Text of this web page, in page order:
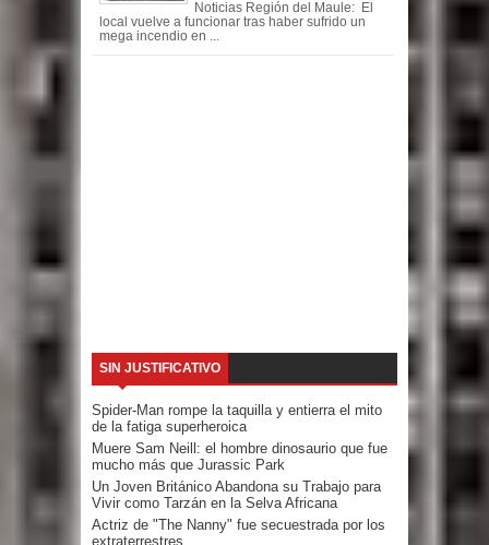
Noticias Región del Maule: El
local vuelve a funcionar tras haber sufrido un
mega incendio en ...
SIN JUSTIFICATIVO
Spider-Man rompe la taquilla y entierra el mito
de la fatiga superheroica
Muere Sam Neill: el hombre dinosaurio que fue
mucho más que Jurassic Park
Un Joven Británico Abandona su Trabajo para
Vivir como Tarzán en la Selva Africana
Actriz de "The Nanny" fue secuestrada por los
extraterrestres.